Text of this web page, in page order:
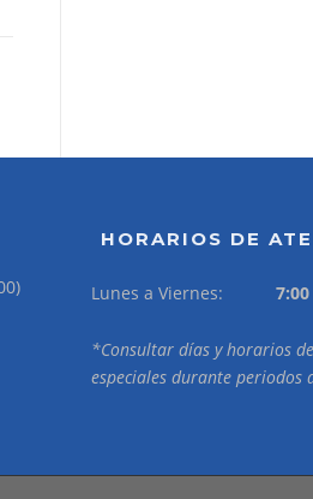
HORARIOS DE
Lunes a Viernes:
*Consultar días y horarios
especiales durante periodos